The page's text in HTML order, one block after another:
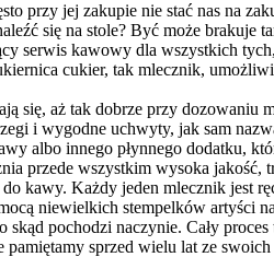
przy jej zakupie nie stać nas na
się na stole? Być może
serwis kawowy dla wszystkich
cukier, tak mlecznik,
się, aż tak dobrze przy
i wygodne uchwyty, jak sam
albo innego płynnego dodatku,
przede wszystkim wysoka
kawy. Każdy jeden mlecznik jest
niewielkich stempelków artyści
pochodzi naczynie. Cały
sprzed wielu lat ze